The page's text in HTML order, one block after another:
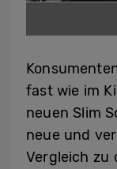
fast wie im
neuen Slim
neue und
Vergleich zu